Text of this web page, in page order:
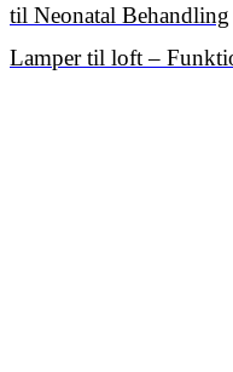
til Neonatal Behandling
Lamper til loft –